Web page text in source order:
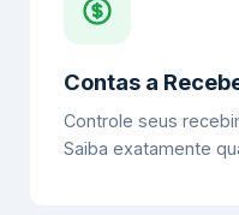
Contas a
Controle seus
Saiba exatamente